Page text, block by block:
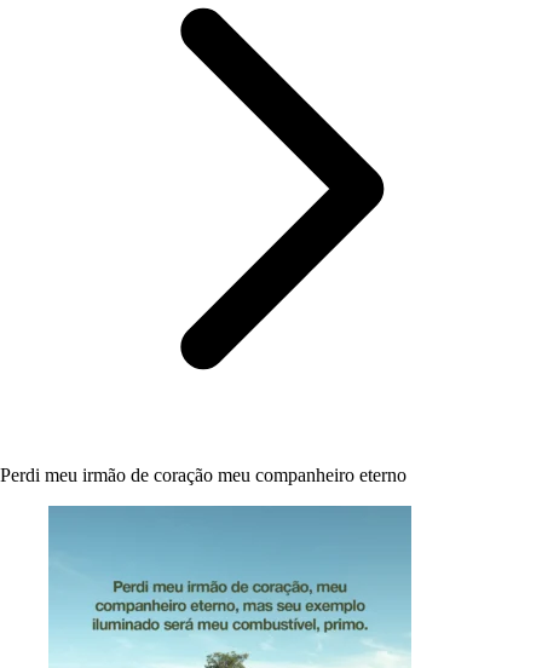
Perdi meu irmão de coração meu companheiro eterno